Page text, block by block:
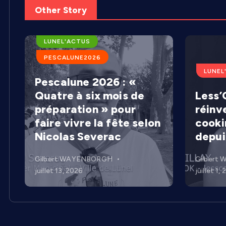
Other Story
LUNEL'ACTUS
PESCALUNE2026
Pescalune 2026 : «
Quatre à six mois de
préparation » pour
faire vivre la fête selon
Nicolas Severac
Gilbert WAYENBORGH
juillet 13, 2026
Gilbert
juillet 1,